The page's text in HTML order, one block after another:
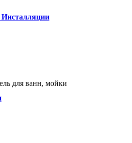
Инсталляции
для ванн, мойки